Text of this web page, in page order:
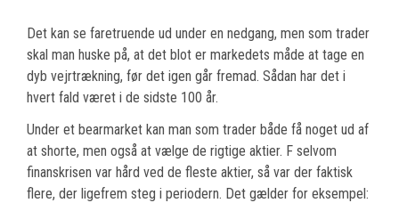
Det kan se faretruende ud under en nedgang, men som trader
skal man huske på, at det blot er markedets måde at tage en
dyb vejrtrækning, før det igen går fremad. Sådan har det i
hvert fald været i de sidste 100 år.
Under et bearmarket kan man som trader både få noget ud af
at shorte, men også at vælge de rigtige aktier. F selvom
finanskrisen var hård ved de fleste aktier, så var der faktisk
flere, der ligefrem steg i periodern. Det gælder for eksempel: